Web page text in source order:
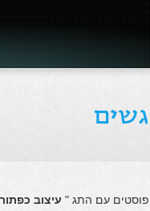
פוסטים עם התג " עיצוב כפתור